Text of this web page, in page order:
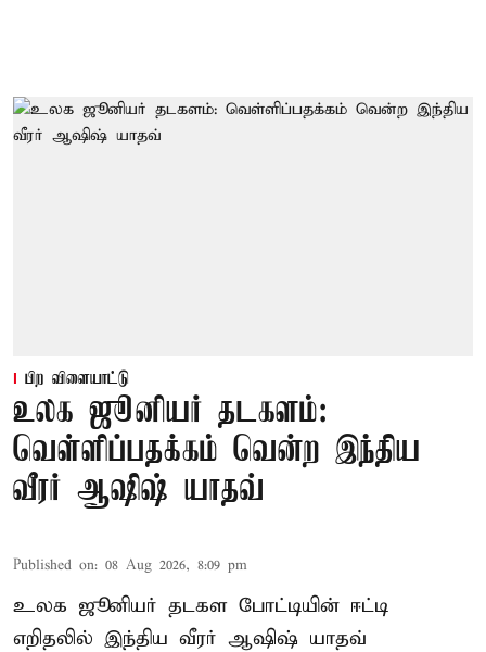
பிற விளையாட்டு
உலக ஜூனியர் தடகளம்:
வெள்ளிப்பதக்கம் வென்ற இந்திய
வீரர் ஆஷிஷ் யாதவ்
Published on: 08 Aug 2026, 8:09 pm
உலக ஜூனியர் தடகள போட்டியின் ஈட்டி
எறிதலில் இந்திய வீரர் ஆஷிஷ் யாதவ்